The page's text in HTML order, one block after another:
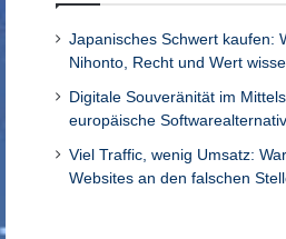
Japanisches Schwert kaufen:
Nihonto, Recht und Wert
Digitale Souveränität im
europäische
Viel Traffic, wenig Umsatz:
Websites an den falschen